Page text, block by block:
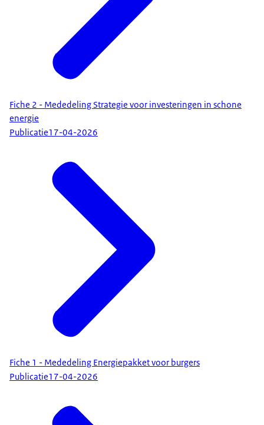
Fiche 2 - Mededeling Strategie voor investeringen in schone
energie
Publicatie17-04-2026
Fiche 1 - Mededeling Energiepakket voor burgers
Publicatie17-04-2026